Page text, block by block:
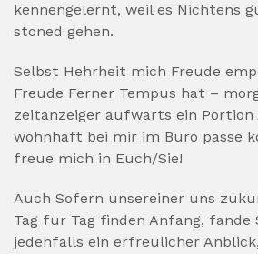
kennengelernt, weil es Nichtens
stoned gehen.
Selbst Hehrheit mich Freude
Freude Ferner Tempus hat –
zeitanzeiger aufwarts ein Portion
wohnhaft bei mir im Buro passe
freue mich in Euch/Sie!
Auch Sofern unsereiner uns
Tag fur Tag finden Anfang, fande
jedenfalls ein erfreulicher